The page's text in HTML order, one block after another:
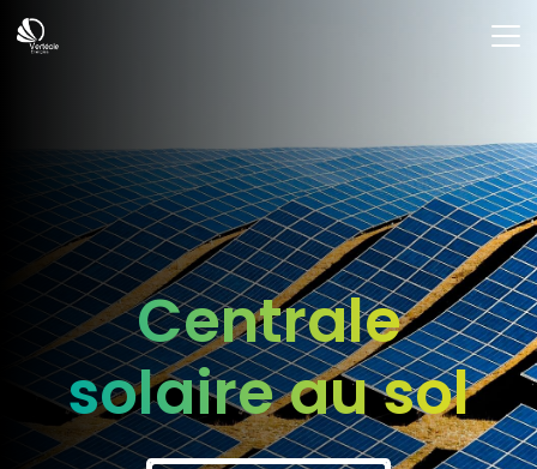
Centrale
solaire au sol